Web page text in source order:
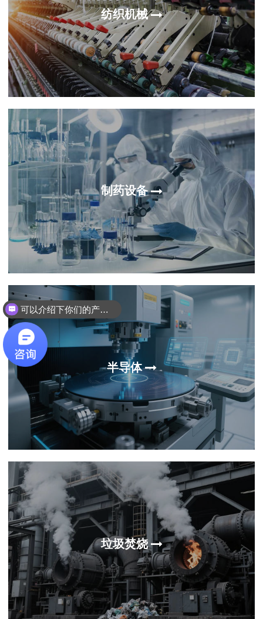
纺织机械
制药设备
半导体
垃圾焚烧